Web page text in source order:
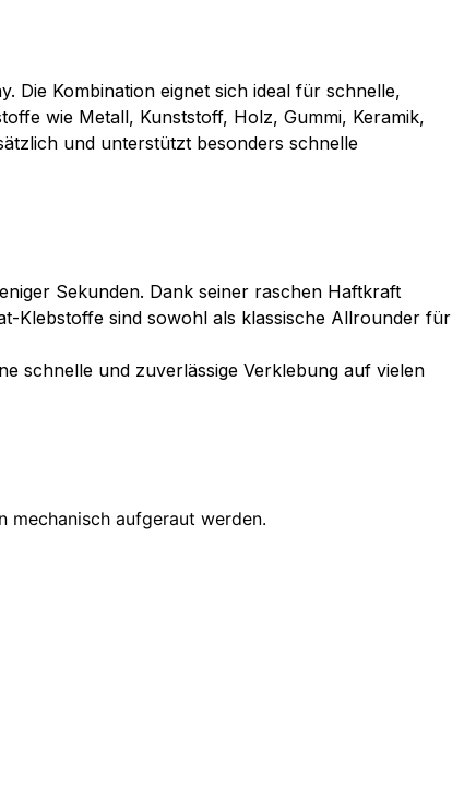
Die Kombination eignet sich ideal für schnelle,
wie Metall, Kunststoff, Holz, Gummi, Keramik,
und unterstützt besonders schnelle
Sekunden. Dank seiner raschen Haftkraft
Klebstoffe sind sowohl als klassische Allrounder für
schnelle und zuverlässige Verklebung auf vielen
mechanisch aufgeraut werden.